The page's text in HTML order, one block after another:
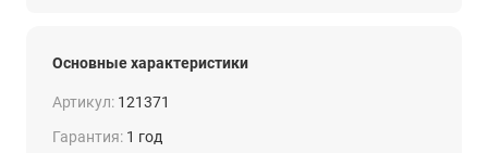
Основные характеристики
Артикул: 121371
Гарантия: 1 год